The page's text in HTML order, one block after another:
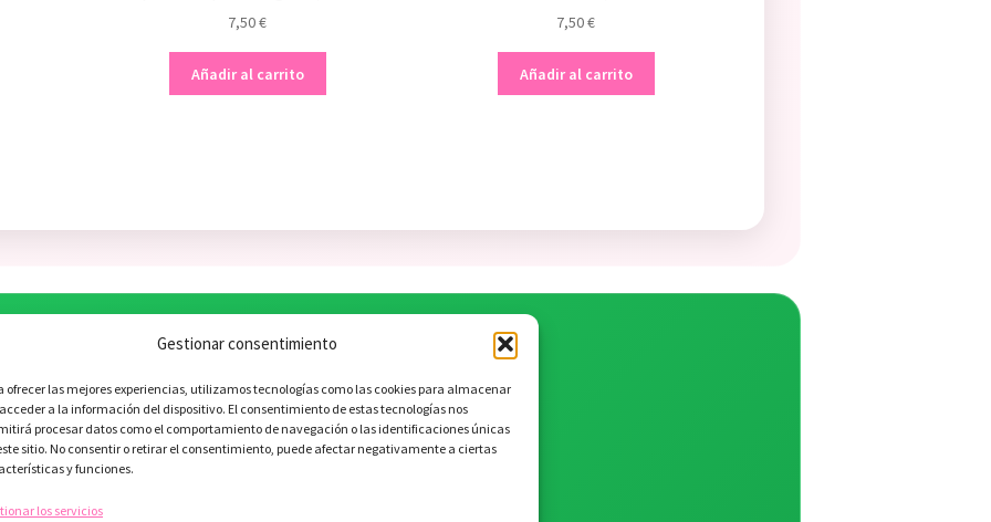
Gestionar consentimiento
ofrecer las mejores experiencias, utilizamos tecnologías como las cookies para almacenar
a la información del dispositivo. El consentimiento de estas tecnologías nos
procesar datos como el comportamiento de navegación o las identificaciones únicas
sitio. No consentir o retirar el consentimiento, puede afectar negativamente a ciertas
y funciones.
los servicios
7,50€
Añadir al carrito
7,50€
Añadir al carrito
🎁 ¡Oferta especial!
Llévate un código descuento de 30%